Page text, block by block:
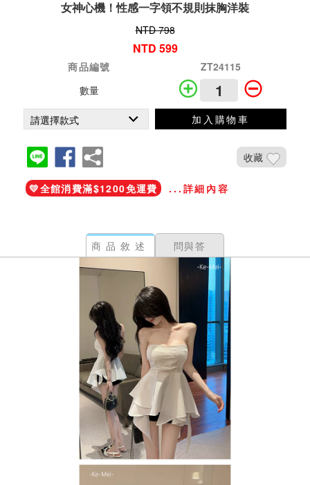
女神心機！性感一字領不規則抹胸洋裝
NTD 798
NTD 599
商品編號
ZT24115
數量
加入購物車
收藏
💛全館消費滿$1200免運費 ...詳細內容
商品敘述 問與答